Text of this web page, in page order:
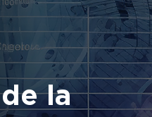
la